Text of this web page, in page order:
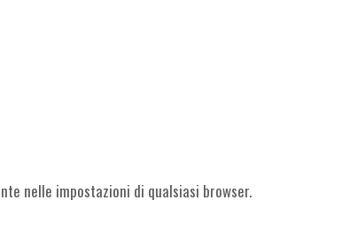
nelle impostazioni di qualsiasi browser.